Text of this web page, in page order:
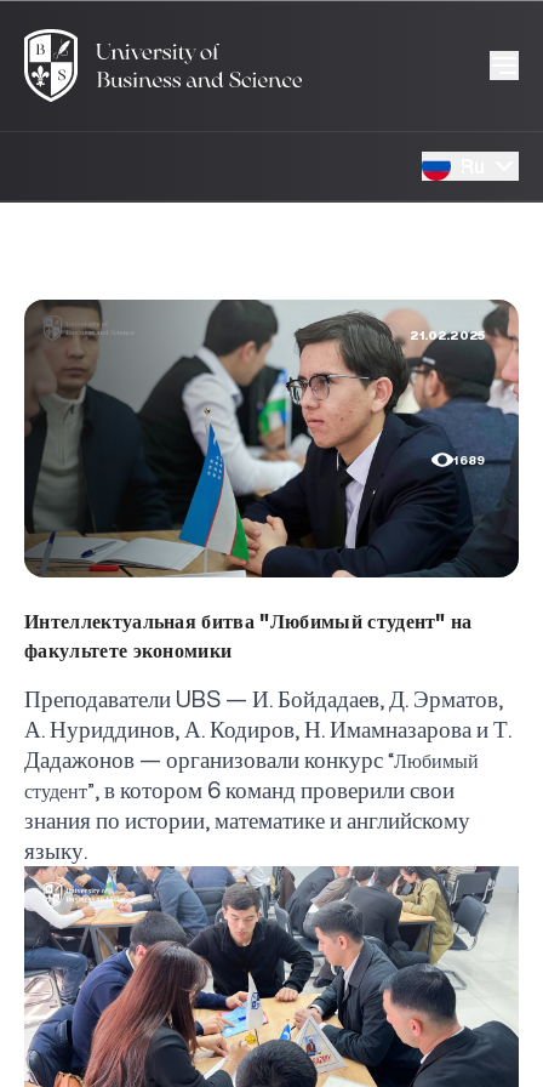
21.02.2025
1689
Интеллектуальная битва "Любимый студент" на
факультете экономики
Преподаватели UBS — И. Бойдадаев, Д. Эрматов,
А. Нуриддинов, А. Кодиров, Н. Имамназарова и Т.
Дадажонов — организовали конкурс “Любимый
студент” , в котором 6 команд проверили свои
знания по истории, математике и английскому
языку.